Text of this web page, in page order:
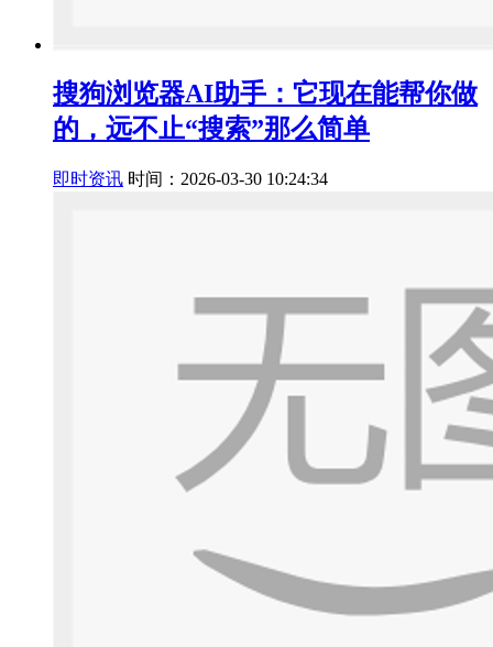
搜狗浏览器AI助手：它现在能帮你做
的，远不止“搜索”那么简单
即时资讯 时间：2026-03-30 10:24:34